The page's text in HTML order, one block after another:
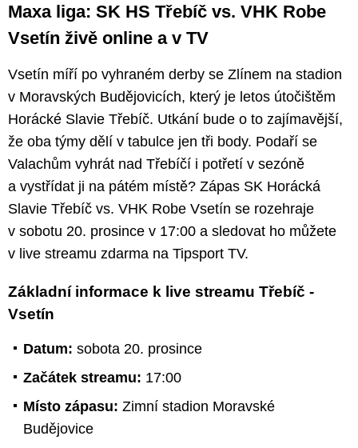
Maxa liga: SK HS Třebíč vs. VHK Robe
Vsetín živě online a v TV
Vsetín míří po vyhraném derby se Zlínem na stadion
v Moravských Budějovicích, který je letos útočištěm
Horácké Slavie Třebíč. Utkání bude o to zajímavější,
že oba týmy dělí v tabulce jen tři body. Podaří se
Valachům vyhrát nad Třebíčí i potřetí v sezóně
a vystřídat ji na pátém místě? Zápas SK Horácká
Slavie Třebíč vs. VHK Robe Vsetín se rozehraje
v sobotu 20. prosince v 17:00 a sledovat ho můžete
v live streamu zdarma na Tipsport TV.
Základní informace k live streamu Třebíč -
Vsetín
Datum: sobota 20. prosince
Začátek streamu: 17:00
Místo zápasu: Zimní stadion Moravské
Budějovice